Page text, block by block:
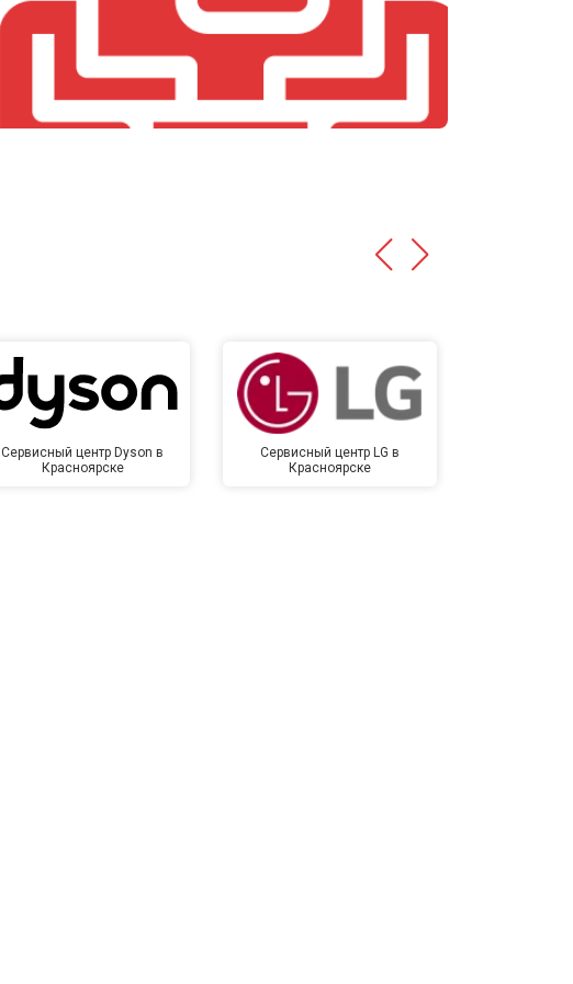
Заказать
от 4500 ₽ Заказать
Сервисный центр Dyson в
Красноярске
Сервисный центр LG в
Красноярске